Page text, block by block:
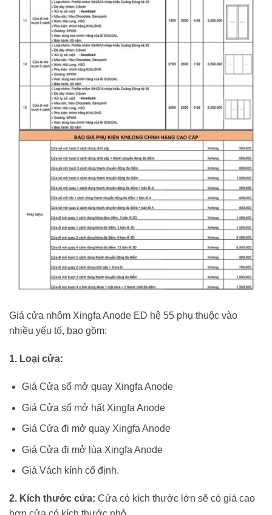
Giá cửa nhôm Xingfa Anode ED hệ 55 phụ thuộc vào
nhiều yếu tố, bao gồm:
1. Loại cửa:
Giá Cửa sổ mở quay Xingfa Anode
Giá Cửa sổ mở hất Xingfa Anode
Giá Cửa đi mở quay Xingfa Anode
Giá Cửa đi mở lùa Xingfa Anode
Giá Vách kính cố định.
2. Kích thước cửa: Cửa có kích thước lớn sẽ có giá cao